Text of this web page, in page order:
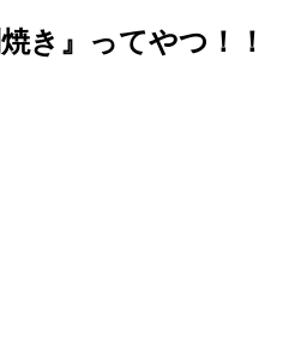
き』ってやつ！！